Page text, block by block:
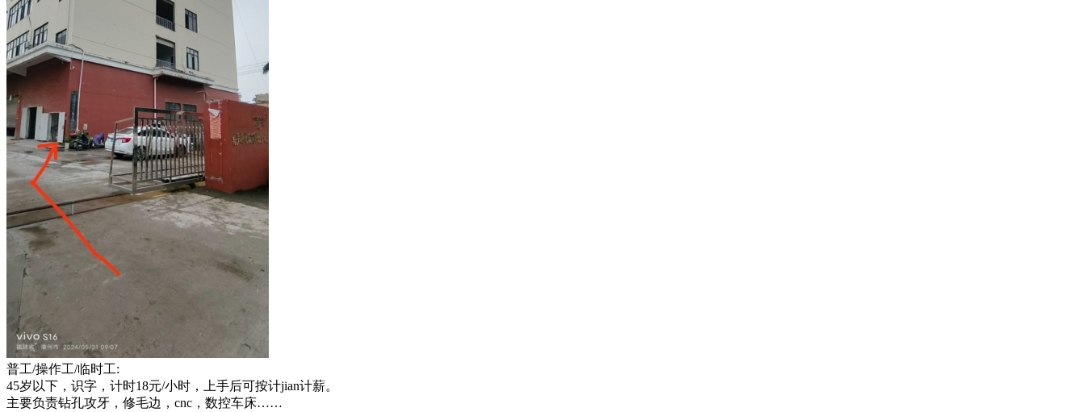
普工/操作工/临时工:
45岁以下，识字，计时18元/小时，上手后可按计jian计薪。
主要负责钻孔攻牙，修毛边，cnc，数控车床……